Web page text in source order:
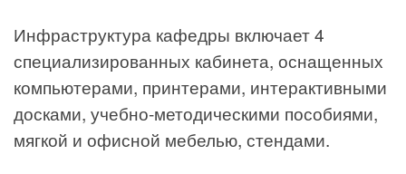
Инфраструктура кафедры включает 4
специализированных кабинета, оснащенных
компьютерами, принтерами, интерактивными
досками, учебно-методическими пособиями,
мягкой и офисной мебелью, стендами.